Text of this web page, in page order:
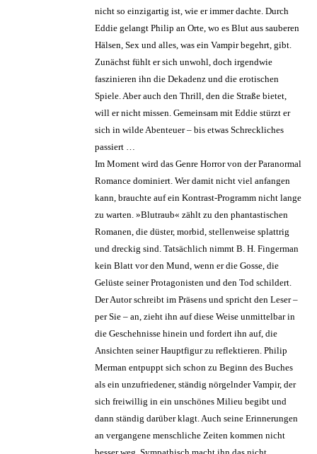
nicht so einzigartig ist, wie er immer dachte. Durch
Eddie gelangt Philip an Orte, wo es Blut aus sauberen
Hälsen, Sex und alles, was ein Vampir begehrt, gibt.
Zunächst fühlt er sich unwohl, doch irgendwie
faszinieren ihn die Dekadenz und die erotischen
Spiele. Aber auch den Thrill, den die Straße bietet,
will er nicht missen. Gemeinsam mit Eddie stürzt er
sich in wilde Abenteuer – bis etwas Schreckliches
passiert …
Im Moment wird das Genre Horror von der Paranormal
Romance dominiert. Wer damit nicht viel anfangen
kann, brauchte auf ein Kontrast-Programm nicht lange
zu warten. »Blutraub« zählt zu den phantastischen
Romanen, die düster, morbid, stellenweise splattrig
und dreckig sind. Tatsächlich nimmt B. H. Fingerman
kein Blatt vor den Mund, wenn er die Gosse, die
Gelüste seiner Protagonisten und den Tod schildert.
Der Autor schreibt im Präsens und spricht den Leser –
per Sie – an, zieht ihn auf diese Weise unmittelbar in
die Geschehnisse hinein und fordert ihn auf, die
Ansichten seiner Hauptfigur zu reflektieren. Philip
Merman entpuppt sich schon zu Beginn des Buches
als ein unzufriedener, ständig nörgelnder Vampir, der
sich freiwillig in ein unschönes Milieu begibt und
dann ständig darüber klagt. Auch seine Erinnerungen
an vergangene menschliche Zeiten kommen nicht